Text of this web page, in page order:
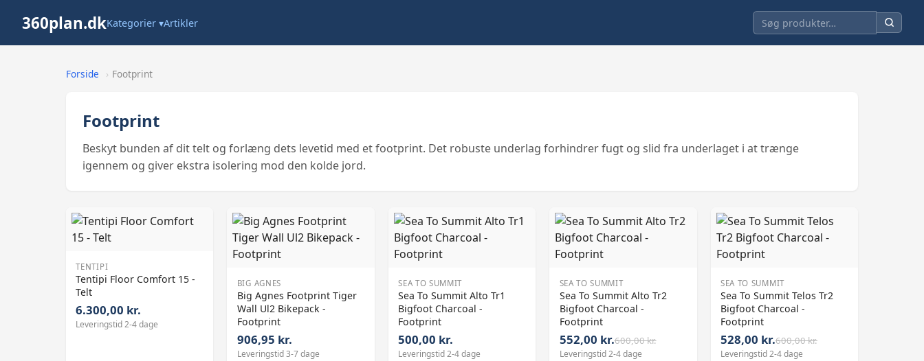
360plan.dkKategorier ▾Artikler
Forside › Footprint
Footprint
Beskyt bunden af dit telt og forlæng dets levetid med et footprint. Det robuste underlag forhindrer fugt og slid fra underlaget i at trænge
igennem og giver ekstra isolering mod den kolde jord.
TENTIPI
Tentipi Floor Comfort 15 -
Telt
6.300,00 kr.
Leveringstid 2-4 dage
BIG AGNES
Big Agnes Footprint Tiger
Wall Ul2 Bikepack -
Footprint
906,95 kr.
Leveringstid 3-7 dage
SEA TO SUMMIT
Sea To Summit Alto Tr1
Bigfoot Charcoal -
Footprint
500,00 kr.
Leveringstid 2-4 dage
SEA TO SUMMIT
Sea To Summit Alto Tr2
Bigfoot Charcoal -
Footprint
552,00 kr.600,00 kr.
Leveringstid 2-4 dage
SEA TO SUMMIT
Sea To Summit Telos Tr2
Bigfoot Charcoal -
Footprint
528,00 kr.600,00 kr.
Leveringstid 2-4 dage